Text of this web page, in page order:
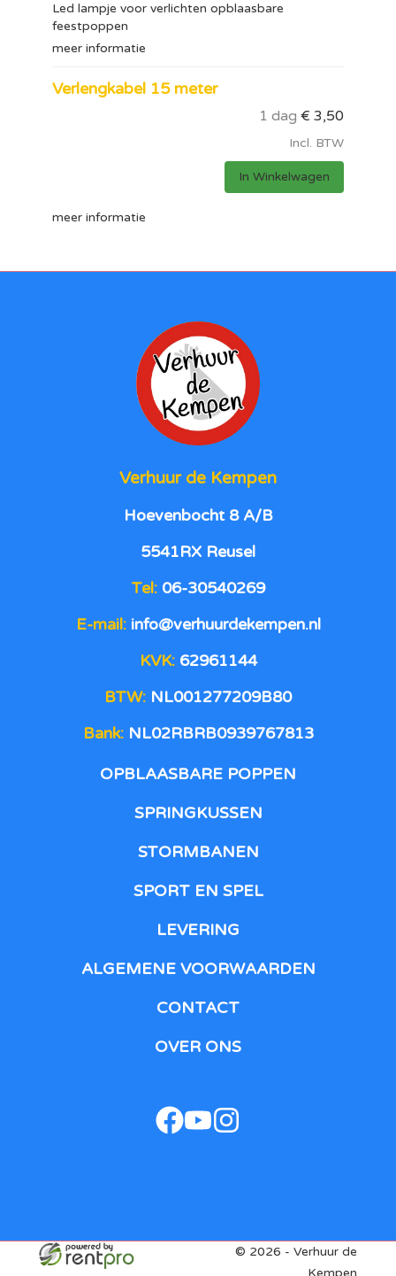
Led lampje voor verlichten opblaasbare
feestpoppen
meer informatie
Verlengkabel 15 meter
1 dag € 3,50
Incl. BTW
In Winkelwagen
meer informatie
Verhuur de Kempen
Hoevenbocht 8 A/B
5541RX Reusel
Tel: 06-30540269
E-mail: info@verhuurdekempen.nl
KVK:62961144
BTW: NL001277209B80
Bank:NL02RBRB0939767813
OPBLAASBARE POPPEN
SPRINGKUSSEN
STORMBANEN
SPORT EN SPEL
LEVERING
ALGEMENE VOORWAARDEN
CONTACT
OVER ONS
facebook
youtube
© 2026 - Verhuur de
Kempen